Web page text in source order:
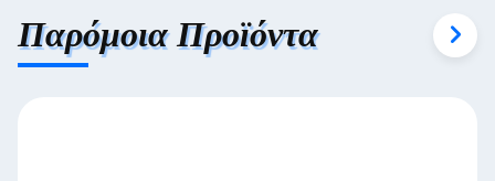
Παρόμοια Προϊόντα